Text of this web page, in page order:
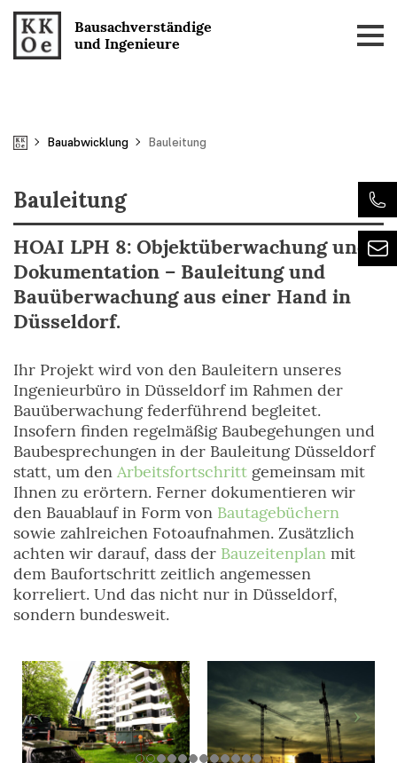
Skip
content
Bausachverständige
und Ingenieure
Bauabwicklung Bauleitung
Bauleitung
HOAI LPH 8: Objektüberwachung und
Dokumentation – Bauleitung und
Bauüberwachung aus einer Hand in
Düsseldorf.
Ihr Projekt wird von den Bauleitern unseres
Ingenieurbüro in Düsseldorf im Rahmen der
Bauüberwachung federführend begleitet.
Insofern finden regelmäßig Baubegehungen und
Baubesprechungen in der Bauleitung Düsseldorf
statt, um den Arbeitsfortschritt gemeinsam mit
Ihnen zu erörtern. Ferner dokumentieren wir
den Bauablauf in Form von Bautagebüchern
sowie zahlreichen Fotoaufnahmen. Zusätzlich
achten wir darauf, dass der Bauzeitenplan mit
dem Baufortschritt zeitlich angemessen
korreliert. Und das nicht nur in Düsseldorf,
sondern bundesweit.